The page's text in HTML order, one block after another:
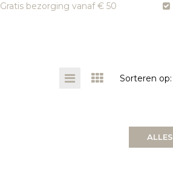
Gratis bezorging vanaf € 50
Sorteren op: